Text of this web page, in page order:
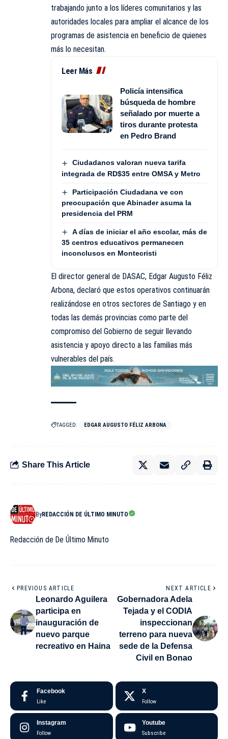
trabajando junto a los líderes comunitarios y las
autoridades locales para ampliar el alcance de los
programas de asistencia en beneficio de quienes
más lo necesitan.
Leer Más
Policía intensifica
búsqueda de hombre
señalado por muerte a
tiros durante protesta
en Pedro Brand
Ciudadanos valoran nueva tarifa
integrada de RD$35 entre OMSA y Metro
Participación Ciudadana ve con
preocupación que Abinader asuma la
presidencia del PRM
A días de iniciar el año escolar, más de
35 centros educativos permanecen
inconclusos en Montecristi
El director general de DASAC, Edgar Augusto Féliz
Arbona, declaró que estos operativos continuarán
realizándose en otros sectores de Santiago y en
todas las demás provincias como parte del
compromiso del Gobierno de seguir llevando
asistencia y apoyo directo a las familias más
vulnerables del país.
TAGGED: EDGAR AUGUSTO FÉLIZ ARBONA
Share This Article
ByREDACCIÓN DE ÚLTIMO MINUTO
Redacción de De Último Minuto
PREVIOUS ARTICLE
Leonardo Aguilera
participa en
inauguración de
nuevo parque
recreativo en Haina
NEXT ARTICLE
Gobernadora Adela
Tejada y el CODIA
inspeccionan
terreno para nueva
sede de la Defensa
Civil en Bonao
Facebook
Like
X
Follow
Instagram
Follow
Youtube
Subscribe